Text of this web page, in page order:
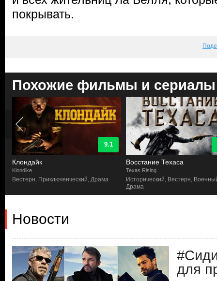
покрывать.
Похожие фильмы и сериалы
9.1
Клондайк
Klondike
Вестерн, Приключенческий, Драма
Восстание Техаса
Texas Rising
Исторический, Вестерн,
Драма
Новости
для